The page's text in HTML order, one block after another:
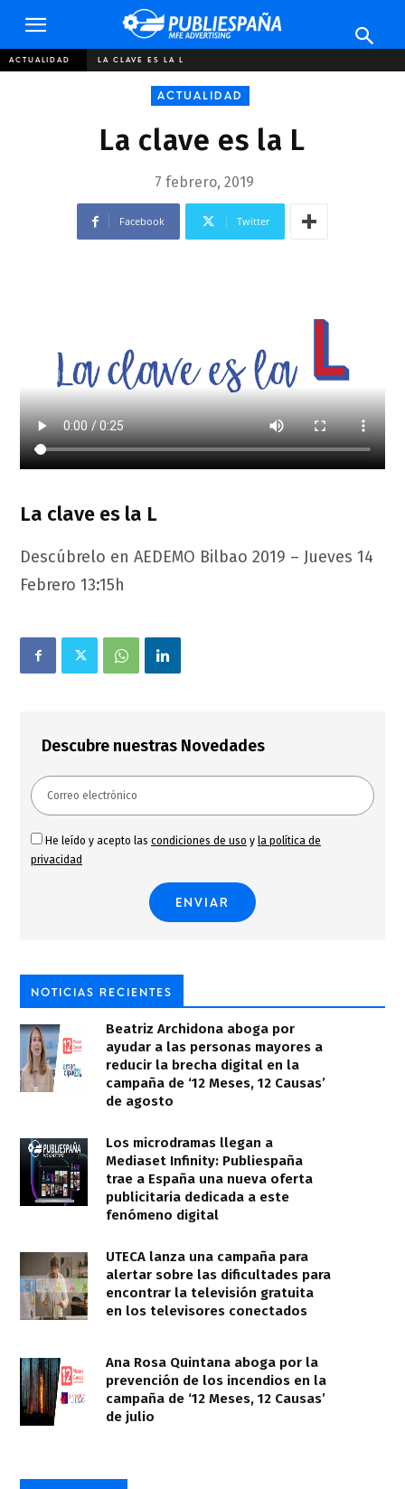
Publiespaña
ACTUALIDAD LA CLAVE ES LA L
ACTUALIDAD
La clave es la L
7 febrero, 2019
Facebook Twitter
La clave es la L
Descúbrelo en AEDEMO Bilbao 2019 – Jueves 14
Febrero 13:15h
Descubre nuestras Novedades
He leído y acepto las condiciones de uso y la política de
privacidad
NOTICIAS RECIENTES
Beatriz Archidona aboga por
ayudar a las personas mayores a
reducir la brecha digital en la
campaña de ‘12 Meses, 12 Causas’
de agosto
Los microdramas llegan a
Mediaset Infinity: Publiespaña
trae a España una nueva oferta
publicitaria dedicada a este
fenómeno digital
UTECA lanza una campaña para
alertar sobre las dificultades para
encontrar la televisión gratuita
en los televisores conectados
Ana Rosa Quintana aboga por la
prevención de los incendios en la
campaña de ‘12 Meses, 12 Causas’
de julio